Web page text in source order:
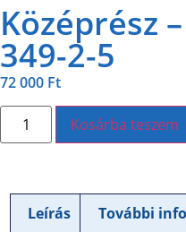
Középrész
349-2-5
72 000 Ft
Kosárba teszem
Leírás További